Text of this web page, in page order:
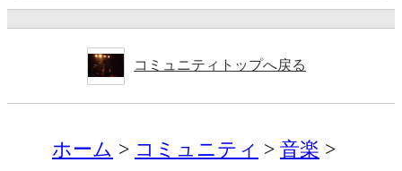
コミュニティトップへ戻る
ホーム コミュニティ
音楽